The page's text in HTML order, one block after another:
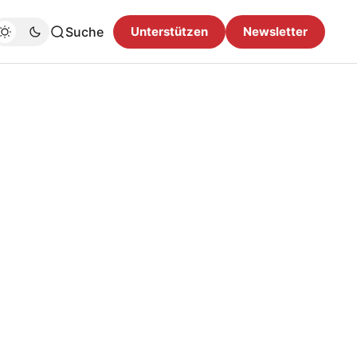
Suche Unterstützen Newsletter